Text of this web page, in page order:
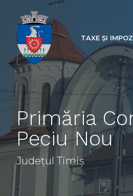
TAXE ȘI
Primăria
Peciu Nou
Județul Timiș